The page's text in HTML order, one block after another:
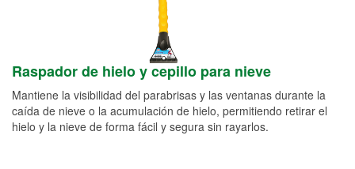
Raspador de hielo y cepillo para nieve
Mantiene la visibilidad del parabrisas y las ventanas durante la
caída de nieve o la acumulación de hielo, permitiendo retirar el
hielo y la nieve de forma fácil y segura sin rayarlos.